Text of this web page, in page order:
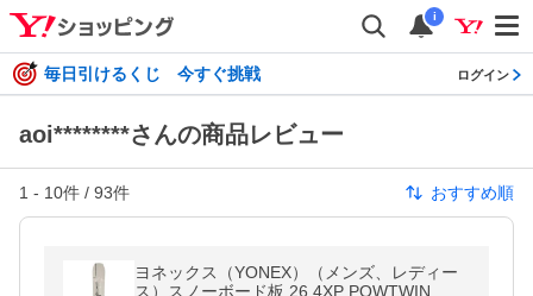
i
毎日引けるくじ 今すぐ挑戦 ログイン
aoi********さんの商品レビュー
1 - 10件 / 93件 おすすめ順
ヨネックス（YONEX）（メンズ、レディー
ス）スノーボード板 26 4XP POWTWIN